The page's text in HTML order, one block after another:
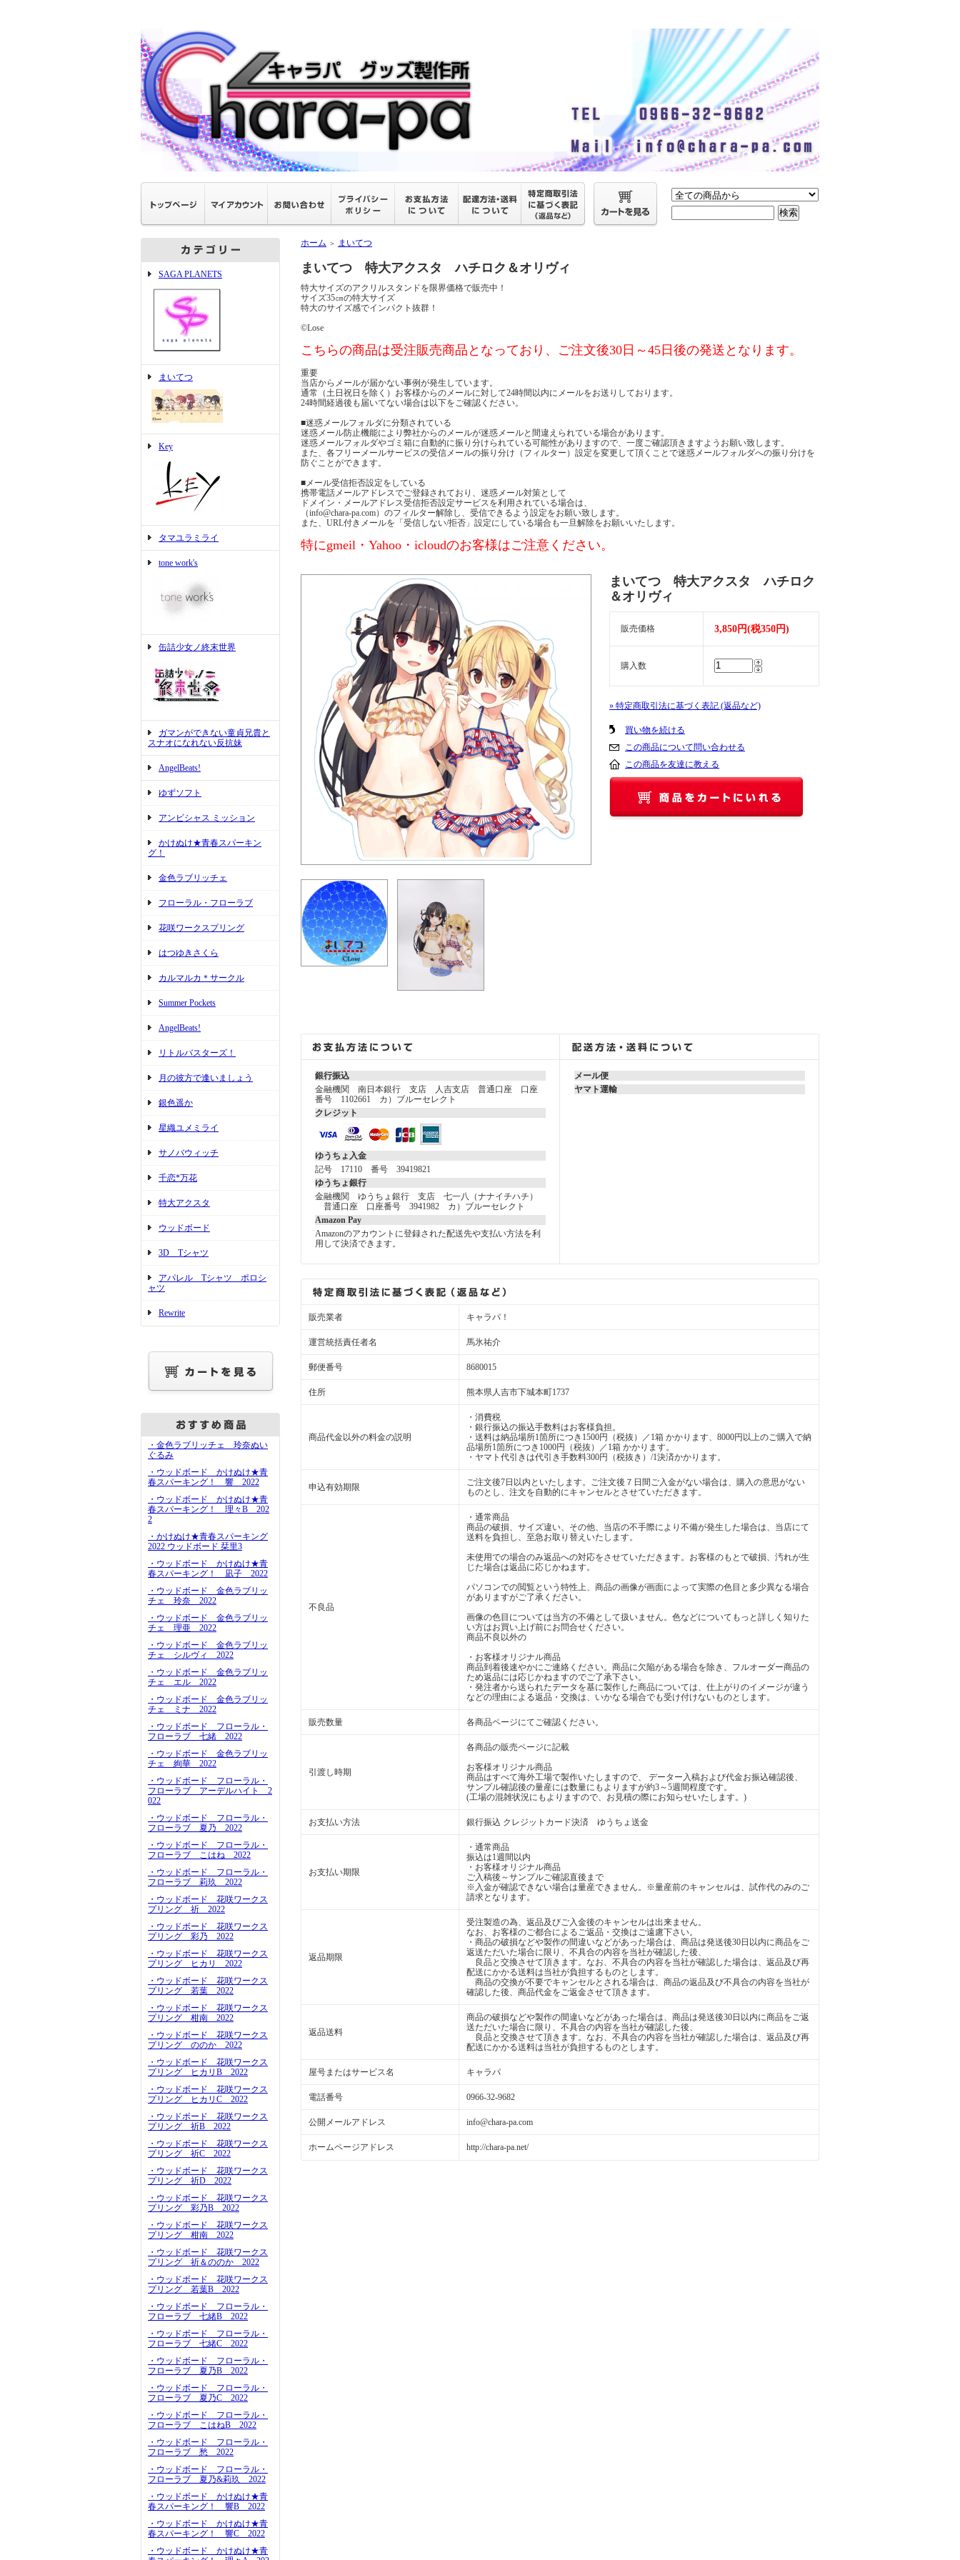
SAGA PLANETS
まいてつ
Key
タマユラミライ
tone work's
缶詰少女ノ終末世界
ガマンができない童貞兄貴と
スナオになれない反抗妹
AngelBeats!
ゆずソフト
アンビシャス ミッション
かけぬけ★青春スパーキン
グ！
金色ラブリッチェ
フローラル・フローラブ
花咲ワークスプリング
はつゆきさくら
カルマルカ＊サークル
Summer Pockets
AngelBeats!
リトルバスターズ！
月の彼方で逢いましょう
銀色遥か
星織ユメミライ
サノバウィッチ
千恋*万花
特大アクスタ
ウッドボード
3D Tシャツ
アパレル Tシャツ ポロシ
ャツ
Rewrite
・金色ラブリッチェ 玲奈ぬい
ぐるみ
・ウッドボード かけぬけ★青
春スパーキング！ 響 2022
・ウッドボード かけぬけ★青
春スパーキング！ 理々B 202
2
・かけぬけ★青春スパーキング
2022 ウッドボード 栞里3
・ウッドボード かけぬけ★青
春スパーキング！ 凪子 2022
・ウッドボード 金色ラブリッ
チェ 玲奈 2022
・ウッドボード 金色ラブリッ
チェ 理亜 2022
・ウッドボード 金色ラブリッ
チェ シルヴィ 2022
・ウッドボード 金色ラブリッ
チェ エル 2022
・ウッドボード 金色ラブリッ
チェ ミナ 2022
・ウッドボード フローラル・
フローラブ 七緒 2022
・ウッドボード 金色ラブリッ
チェ 絢華 2022
・ウッドボード フローラル・
フローラブ アーデルハイト 2
022
・ウッドボード フローラル・
フローラブ 夏乃 2022
・ウッドボード フローラル・
フローラブ こはね 2022
・ウッドボード フローラル・
フローラブ 莉玖 2022
・ウッドボード 花咲ワークス
プリング 祈 2022
・ウッドボード 花咲ワークス
プリング 彩乃 2022
・ウッドボード 花咲ワークス
プリング ヒカリ 2022
・ウッドボード 花咲ワークス
プリング 若葉 2022
・ウッドボード 花咲ワークス
プリング 柑南 2022
・ウッドボード 花咲ワークス
プリング ののか 2022
・ウッドボード 花咲ワークス
プリング ヒカリB 2022
・ウッドボード 花咲ワークス
プリング ヒカリC 2022
・ウッドボード 花咲ワークス
プリング 祈B 2022
・ウッドボード 花咲ワークス
プリング 祈C 2022
・ウッドボード 花咲ワークス
プリング 祈D 2022
・ウッドボード 花咲ワークス
プリング 彩乃B 2022
・ウッドボード 花咲ワークス
プリング 柑南 2022
・ウッドボード 花咲ワークス
プリング 祈＆ののか 2022
・ウッドボード 花咲ワークス
プリング 若葉B 2022
・ウッドボード フローラル・
フローラブ 七緒B 2022
・ウッドボード フローラル・
フローラブ 七緒C 2022
・ウッドボード フローラル・
フローラブ 夏乃B 2022
・ウッドボード フローラル・
フローラブ 夏乃C 2022
・ウッドボード フローラル・
フローラブ こはねB 2022
・ウッドボード フローラル・
フローラブ 愁 2022
・ウッドボード フローラル・
フローラブ 夏乃&莉玖 2022
・ウッドボード かけぬけ★青
春スパーキング！ 響B 2022
・ウッドボード かけぬけ★青
春スパーキング！ 響C 2022
・ウッドボード かけぬけ★青
ホーム ＞ まいてつ
まいてつ 特大アクスタ ハチロク＆オリヴィ
特大サイズのアクリルスタンドを限界価格で販売中！
サイズ35㎝の特大サイズ
特大のサイズ感でインパクト抜群！
©Lose
こちらの商品は受注販売商品となっており、ご注文後30日～45日後の発送となります。
重要
当店からメールが届かない事例が発生しています。
通常（土日祝日を除く）お客様からのメールに対して24時間以内にメールをお送りしております。
24時間経過後も届いてない場合は以下をご確認ください。
■迷惑メールフォルダに分類されている
迷惑メール防止機能により弊社からのメールが迷惑メールと間違えられている場合があります。
迷惑メールフォルダやゴミ箱に自動的に振り分けられている可能性がありますので、一度ご確認頂きますようお願い致します。
また、各フリーメールサービスの受信メールの振り分け（フィルター）設定を変更して頂くことで迷惑メールフォルダへの振り分けを
防ぐことができます。
■メール受信拒否設定をしている
携帯電話メールアドレスでご登録されており、迷惑メール対策として
ドメイン・メールアドレス受信拒否設定サービスを利用されている場合は、
（info@chara-pa.com）のフィルター解除し、受信できるよう設定をお願い致します。
また、URL付きメールを「受信しない/拒否」設定にしている場合も一旦解除をお願いいたします。
特にgmeil・Yahoo・icloudのお客様はご注意ください。
まいてつ 特大アクスタ ハチロク
＆オリヴィ
販売価格 3,850円(税350円)
購入数
» 特定商取引法に基づく表記 (返品など)
買い物を続ける
この商品について問い合わせる
この商品を友達に教える
銀行振込
金融機関 南日本銀行 支店 人吉支店 普通口座 口座
番号 1102661 カ）ブルーセレクト
クレジット
ゆうちょ入金
記号 17110 番号 39419821
ゆうちょ銀行
金融機関 ゆうちょ銀行 支店 七一八（ナナイチハチ）
普通口座 口座番号 3941982 カ）ブルーセレクト
Amazon Pay
Amazonのアカウントに登録された配送先や支払い方法を利
用して決済できます。
メール便
ヤマト運輸
販売業者 キャラパ！
運営統括責任者名 馬氷祐介
郵便番号 8680015
住所 熊本県人吉市下城本町1737
商品代金以外の料金の説明
・消費税
・銀行振込の振込手数料はお客様負担。
・送料は納品場所1箇所につき1500円（税抜）／1箱 かかります、8000円以上のご購入で納
品場所1箇所につき1000円（税抜）／1箱 かかります。
・ヤマト代引きは代引き手数料300円（税抜き）/1決済かかります。
申込有効期限
ご注文後7日以内といたします。ご注文後７日間ご入金がない場合は、購入の意思がない
ものとし、注文を自動的にキャンセルとさせていただきます。
不良品
・通常商品
商品の破損、サイズ違い、その他、当店の不手際により不備が発生した場合は、当店にて
送料を負担し、至急お取り替えいたします。
未使用での場合のみ返品への対応をさせていただきます。お客様のもとで破損、汚れが生
じた場合は返品に応じかねます。
パソコンでの閲覧という特性上、商品の画像が画面によって実際の色目と多少異なる場合
がありますがご了承ください。
画像の色目については当方の不備として扱いません。色などについてもっと詳しく知りた
い方はお買い上げ前にお問合せください。
商品不良以外の
・お客様オリジナル商品
商品到着後速やかにご連絡ください。商品に欠陥がある場合を除き、フルオーダー商品の
ため返品には応じかねますのでご了承下さい。
・発注者から送られたデータを基に製作した商品については、仕上がりのイメージが違う
などの理由による返品・交換は、いかなる場合でも受け付けないものとします。
販売数量 各商品ページにてご確認ください。
引渡し時期
各商品の販売ページに記載
お客様オリジナル商品
商品はすべて海外工場で製作いたしますので、 データー入稿および代金お振込確認後、
サンプル確認後の量産には数量にもよりますが約3～5週間程度です。
(工場の混雑状況にもよりますので、お見積の際にお知らせいたします。)
お支払い方法 銀行振込 クレジットカード決済 ゆうちょ送金
お支払い期限
・通常商品
振込は1週間以内
・お客様オリジナル商品
ご入稿後～サンプルご確認直後まで
※入金が確認できない場合は量産できません。※量産前のキャンセルは、試作代のみのご
請求となります。
返品期限
受注製造の為、返品及びご入金後のキャンセルは出来ません。
なお、お客様のご都合によるご返品・交換はご遠慮下さい。
・商品の破損などや製作の間違いなどがあった場合は、商品は発送後30日以内に商品をご
返送ただいた場合に限り、不具合の内容を当社が確認した後、
良品と交換させて頂きます。なお、不具合の内容を当社が確認した場合は、返品及び再
配送にかかる送料は当社が負担するものとします。
商品の交換が不要でキャンセルとされる場合は、商品の返品及び不具合の内容を当社が
確認した後、商品代金をご返金させて頂きます。
返品送料
商品の破損などや製作の間違いなどがあった場合は、商品は発送後30日以内に商品をご返
送ただいた場合に限り、不具合の内容を当社が確認した後、
良品と交換させて頂きます。なお、不具合の内容を当社が確認した場合は、返品及び再
配送にかかる送料は当社が負担するものとします。
屋号またはサービス名 キャラパ
電話番号 0966-32-9682
公開メールアドレス info@chara-pa.com
ホームページアドレス http://chara-pa.net/